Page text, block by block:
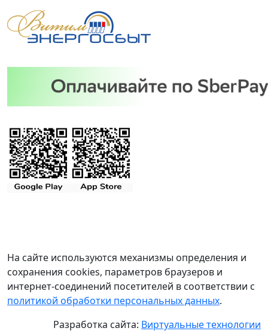
На сайте используются механизмы определения и
сохранения cookies, параметров браузеров и
интернет-соединений посетителей в соответствии с
политикой обработки персональных данных.
Разработка сайта: Виртуальные технологии